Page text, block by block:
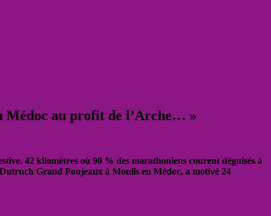
Médoc au profit de l’Arche… »
42 kilomètres où 90 % des marathoniens courent déguisés à
Grand Poujeaux à Moulis en Médoc, a motivé 24